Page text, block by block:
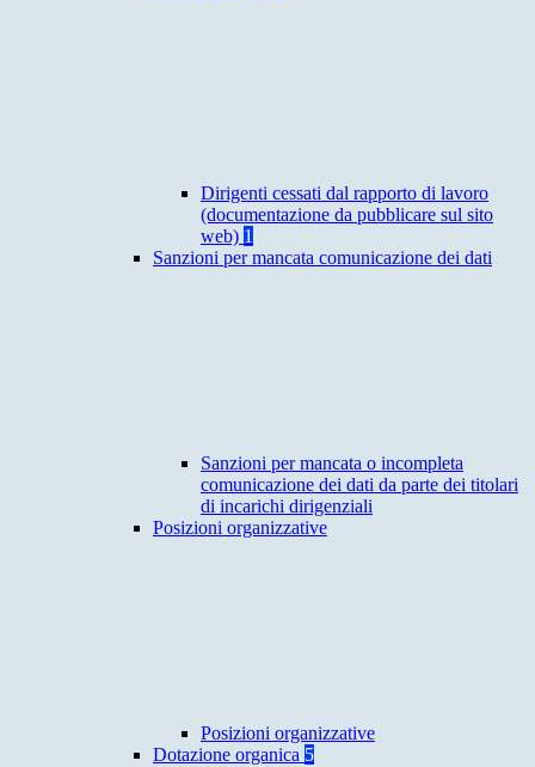
Dirigenti cessati dal rapporto di lavoro
(documentazione da pubblicare sul sito
web) 1
Sanzioni per mancata comunicazione dei dati
Sanzioni per mancata o incompleta
comunicazione dei dati da parte dei titolari
di incarichi dirigenziali
Posizioni organizzative
Posizioni organizzative
Dotazione organica 5